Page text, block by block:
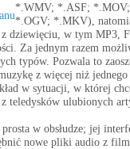
*.WMV; *.ASF;
*.OGV; *.MKV),
dziewięciu, w tym MP3,
Za jednym razem
typów. Pozwala to
z więcej niż
w sytuacji, w której
teledysków ulubionych
w obsłudze; jej
nowe pliki audio z